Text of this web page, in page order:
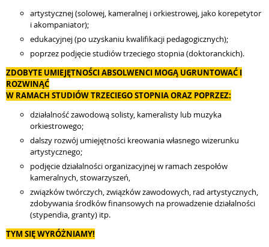
artystycznej (solowej, kameralnej i orkiestrowej, jako korepetytor
i akompaniator);
edukacyjnej (po uzyskaniu kwalifikacji pedagogicznych);
poprzez podjęcie studiów trzeciego stopnia (doktoranckich).
ZDOBYTE UMIEJĘTNOŚCI ABSOLWENCI MOGĄ UGRUNTOWAĆ I
ROZWINĄĆ
W RAMACH STUDIÓW TRZECIEGO STOPNIA ORAZ POPRZEZ:
działalność zawodową solisty, kameralisty lub muzyka
orkiestrowego;
dalszy rozwój umiejętności kreowania własnego wizerunku
artystycznego;
podjęcie działalności organizacyjnej w ramach zespołów
kameralnych, stowarzyszeń,
związków twórczych, związków zawodowych, rad artystycznych,
zdobywania środków finansowych na prowadzenie działalności
(stypendia, granty) itp.
TYM SIĘ WYRÓŻNIAMY!